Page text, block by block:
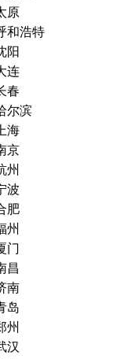
原
和浩特
阳
连
春
尔滨
海
京
州
波
肥
州
门
昌
南
岛
州
汉